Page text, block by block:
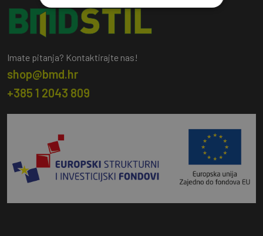
Imate pitanja? Kontaktirajte nas!
shop@bmd.hr
+385 1 2043 809